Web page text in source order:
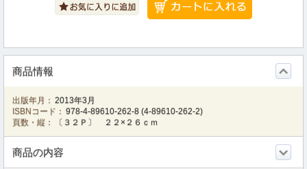
商品情報
出版年月： 2013年3月
ISBNコード： 978-4-89610-262-8 (4-89610-262-2)
頁数・縦：
〔３２Ｐ〕 ２２×２６ｃｍ
商品の内容